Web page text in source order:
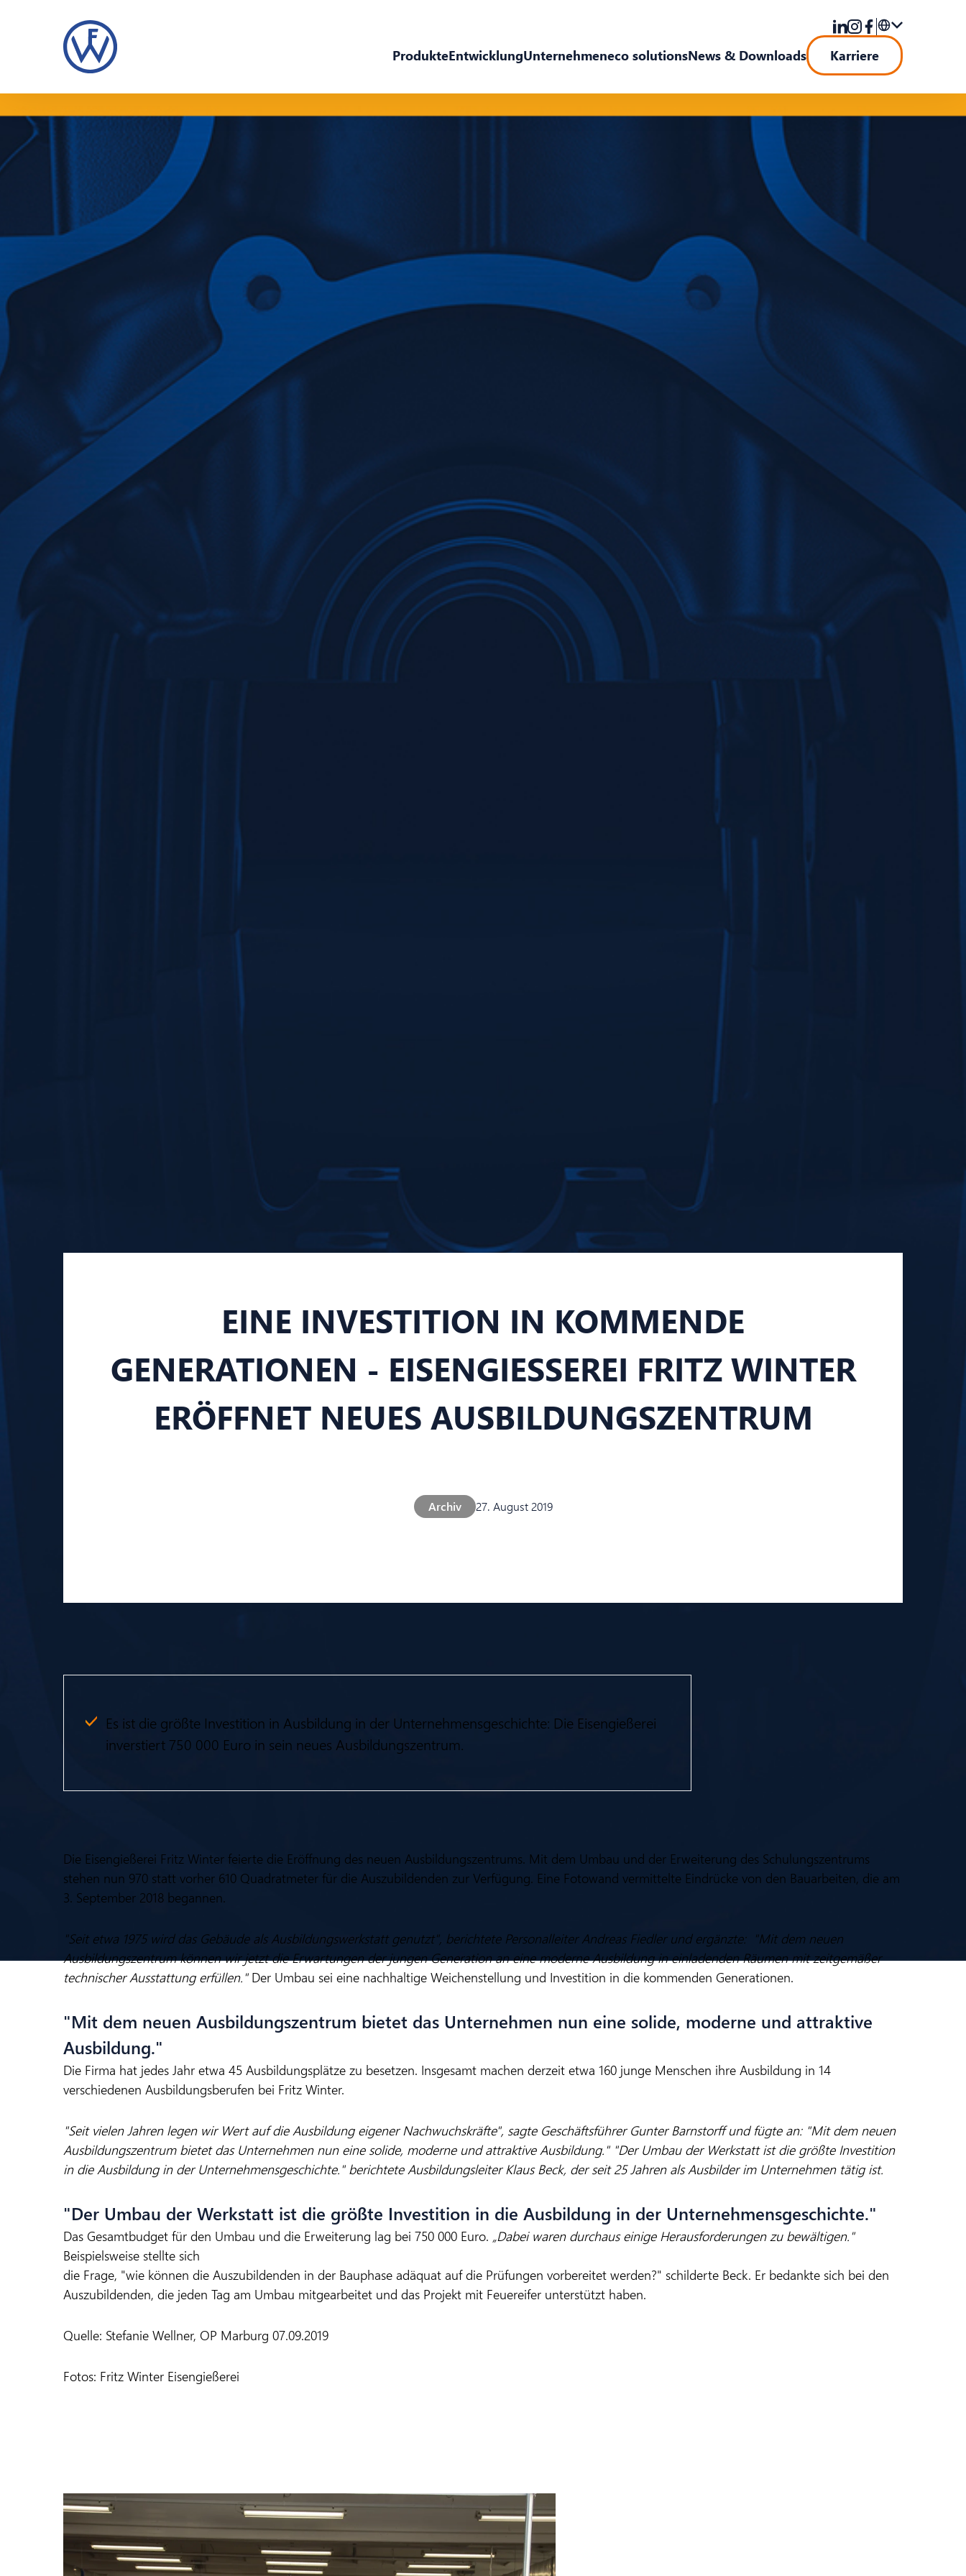
ProdukteEntwicklungUnternehmeneco solutionsNews & Downloads Karriere
EINE INVESTITION IN KOMMENDE
GENERATIONEN - EISENGIESSEREI FRITZ WINTER E
RÖFFNET NEUES AUSBILDUNGSZENTRUM
Archiv 27. August 2019
Es ist die größte Investition in Ausbildung in der Unternehmensgeschichte: Die Eisengießerei
inverstiert 750 000 Euro in sein neues Ausbildungszentrum.
Die Eisengießerei Fritz Winter feierte die Eröffnung des neuen Ausbildungszentrums. Mit dem Umbau und der Erweiterung des Schulungszentrums
stehen nun 970 statt vorher 610 Quadratmeter für die Auszubildenden zur Verfügung. Eine Fotowand vermittelte Eindrücke von den Bauarbeiten, die am
3. September 2018 begannen.
"Seit etwa 1975 wird das Gebäude als Ausbildungswerkstatt genutzt", berichtete Personalleiter Andreas Fiedler und ergänzte: "Mit dem neuen
Ausbildungszentrum können wir jetzt die Erwartungen der jungen Generation an eine moderne Ausbildung in einladenden Räumen mit zeitgemäßer
technischer Ausstattung erfüllen."Der Umbau sei eine nachhaltige Weichenstellung und Investition in die kommenden Generationen.
"Mit dem neuen Ausbildungszentrum bietet das Unternehmen nun eine solide, moderne und attraktive
Ausbildung."
Die Firma hat jedes Jahr etwa 45 Ausbildungsplätze zu besetzen. Insgesamt machen derzeit etwa 160 junge Menschen ihre Ausbildung in 14
verschiedenen Ausbildungsberufen bei Fritz Winter.
"Seit vielen Jahren legen wir Wert auf die Ausbildung eigener Nachwuchskräfte", sagte Geschäftsführer Gunter Barnstorff und fügte an: "Mit dem neuen
Ausbildungszentrum bietet das Unternehmen nun eine solide, moderne und attraktive Ausbildung." "Der Umbau der Werkstatt ist die größte Investition
in die Ausbildung in der Unternehmensgeschichte." berichtete Ausbildungsleiter Klaus Beck, der seit 25 Jahren als Ausbilder im Unternehmen tätig ist.
"Der Umbau der Werkstatt ist die größte Investition in die Ausbildung in der Unternehmensgeschichte."
Das Gesamtbudget für den Umbau und die Erweiterung lag bei 750 000 Euro. „Dabei waren durchaus einige Herausforderungen zu bewältigen."
Beispielsweise stellte sich
die Frage, "wie können die Auszubildenden in der Bauphase adäquat auf die Prüfungen vorbereitet werden?" schilderte Beck. Er bedankte sich bei den
Auszubildenden, die jeden Tag am Umbau mitgearbeitet und das Projekt mit Feuereifer unterstützt haben.
Quelle: Stefanie Wellner, OP Marburg 07.09.2019
Fotos: Fritz Winter Eisengießerei